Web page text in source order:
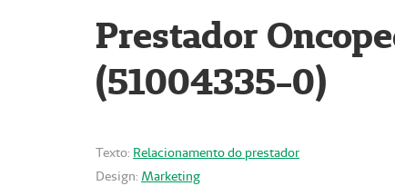
Prestador
(51004335-0)
Texto: Relacionamento do prestador
Design: Marketing